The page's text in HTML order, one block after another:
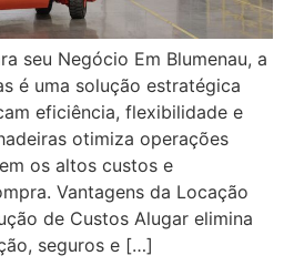
seu Negócio Em Blumenau, a
é uma solução estratégica
eficiência, flexibilidade e
otimiza operações
os altos custos e
Vantagens da Locação
de Custos Alugar elimina
seguros e […]